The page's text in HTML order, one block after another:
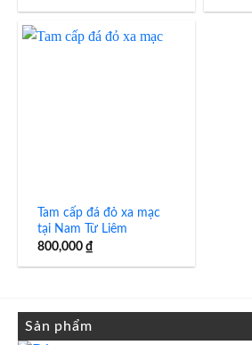
Tam cấp đá đỏ xa mạc
tại Nam Từ Liêm
800,000₫
Sản phẩm